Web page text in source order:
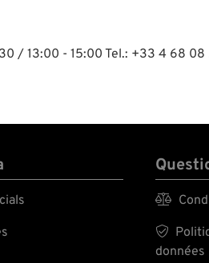
/ 13:00 - 15:00 Tel.: +33 4 68 08


données